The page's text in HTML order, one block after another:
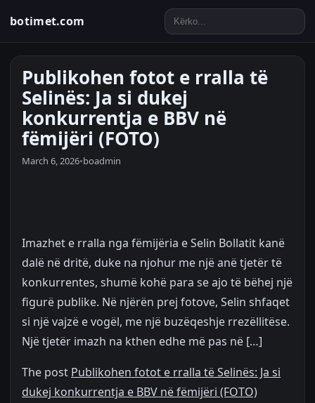
botimet.com
Publikohen fotot e rralla të
Selinës: Ja si dukej
konkurrentja e BBV në
fëmijëri (FOTO)
March 6, 2026•boadmin
Imazhet e rralla nga fëmijëria e Selin Bollatit kanë
dalë në dritë, duke na njohur me një anë tjetër të
konkurrentes, shumë kohë para se ajo të bëhej një
figurë publike. Në njërën prej fotove, Selin shfaqet
si një vajzë e vogël, me një buzëqeshje rrezëllitëse.
Një tjetër imazh na kthen edhe më pas në […]
The post Publikohen fotot e rralla të Selinës: Ja si
dukej konkurrentja e BBV në fëmijëri (FOTO)